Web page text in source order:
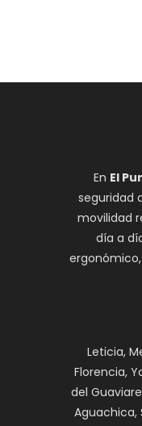
En El
seguridad
movilidad
día a
Leticia,
Florencia,
del
Aguachica,